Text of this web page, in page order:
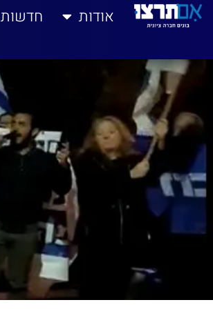
אודות חדשות